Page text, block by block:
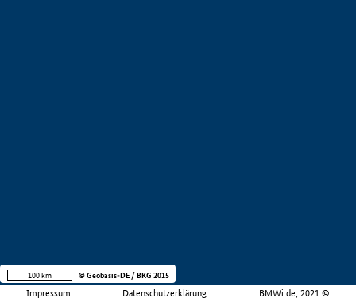
Impressum Datenschutzerklärung BMWi.de, 2021 ©
100 km © Geobasis-DE / BKG 2015